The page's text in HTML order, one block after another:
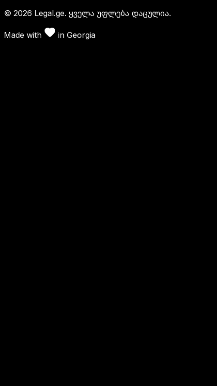
© 2026 Legal.ge. ყველა უფლება დაცულია.
Made with in Georgia